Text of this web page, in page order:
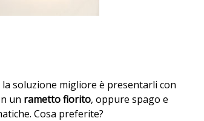
la soluzione migliore è presentarli con
un rametto fiorito, oppure spago e
Cosa preferite?